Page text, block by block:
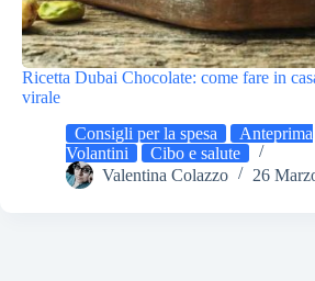
Ricetta Dubai Chocolate: come fare in
virale
Consigli per la spesa
Anteprima
Volantini
Cibo e salute
Valentina Colazzo
26